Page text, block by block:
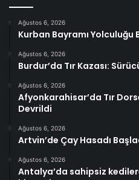
Ağustos 6, 2026
Kurban Bayramı Yolculuğu
Ağustos 6, 2026
Burdur’da Tır Kazası:
Ağustos 6, 2026
Afyonkarahisar’da Tır
Devrildi
Ağustos 6, 2026
Artvin’de Çay Hasadı
Ağustos 6, 2026
Antalya’da sahipsiz